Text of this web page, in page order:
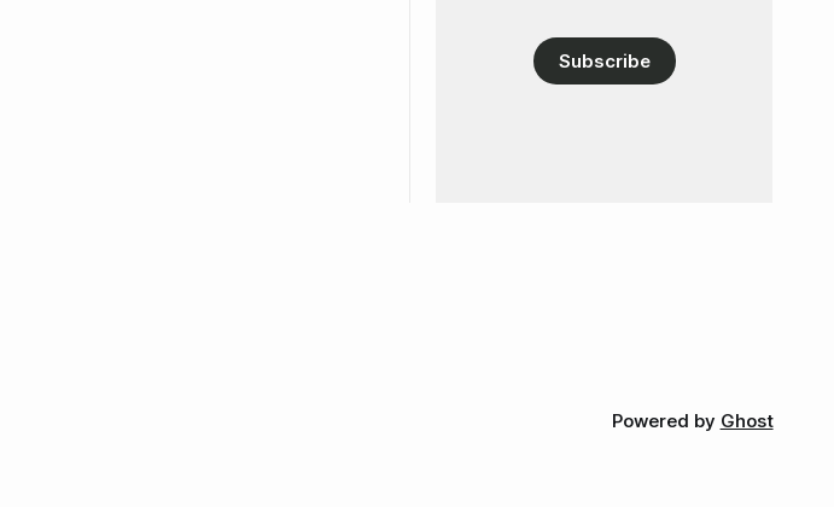
Subscribe
Powered by Ghost